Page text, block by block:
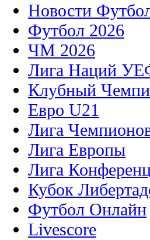
Новости
Футбол 2026
ЧМ 2026
Лига Наций
Клубный
Евро U21
Лига
Лига Европы
Лига
Кубок
Футбол Онлайн
Livescore